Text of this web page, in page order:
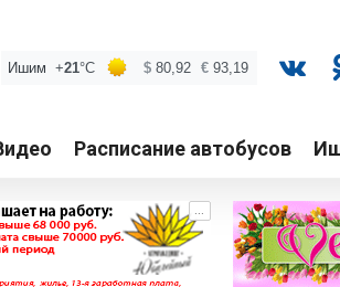
Расписание автобусов
...